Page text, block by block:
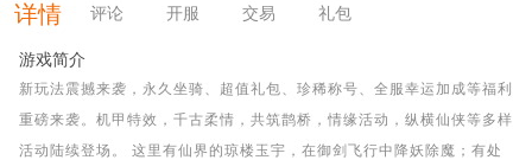
详情 评论 开服 交易 礼包
游戏简介
新玩法震撼来袭，永久坐骑、超值礼包、珍稀称号、全服幸运加成等福利
重磅来袭。机甲特效，千古柔情，共筑鹊桥，情缘活动，纵横仙侠等多样
活动陆续登场。 这里有仙界的琼楼玉宇，在御剑飞行中降妖除魔；有处